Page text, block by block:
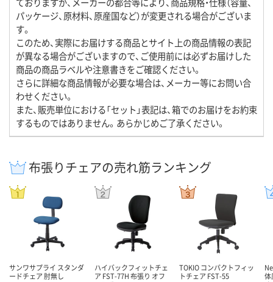
パッケージ、原材料、原産国など）が変更される場合がございま
す。
このため、実際にお届けする商品とサイト上の商品情報の表記
が異なる場合がございますので、ご使用前には必ずお届けした
商品の商品ラベルや注意書きをご確認ください。
さらに詳細な商品情報が必要な場合は、メーカー等にお問い合
わせください。
また、販売単位における「セット」表記は、箱でのお届けをお約束
するものではありません。あらかじめご了承ください。
布張りチェアの売れ筋ランキング
サンワサプライ スタンダ
ードチェア 肘無し
ハイバックフィットチェ
ア FST-77H 布張り オフ
TOKIO コンパクトフィッ
トチェア FST-55
体